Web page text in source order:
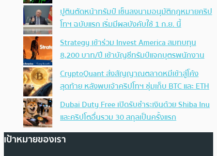
ปูตินตัดหน้าทรัมป์ เซ็นลงนามอนุมัติกฎหมายคริป
โทฯ ฉบับแรก เริ่มมีผลบังคับใช้ 1 ก.ย. นี้
Strategy เข้าร่วม Invest America สมทบทุน
8,200 บาท/ปี เข้าบัญชีทรัมป์แจกบุตรพนักงาน
CryptoQuant ส่งสัญญาณตลาดหมีเข้าสู่โค้ง
สุดท้าย หลังพบเจ้าคริปโทฯ ซุ่มเก็บ BTC และ ETH
Dubai Duty Free เปิดรับชำระเงินด้วย Shiba Inu
และคริปโตอื่นรวม 30 สกุลเป็นครั้งแรก
เป้าหมายของเรา